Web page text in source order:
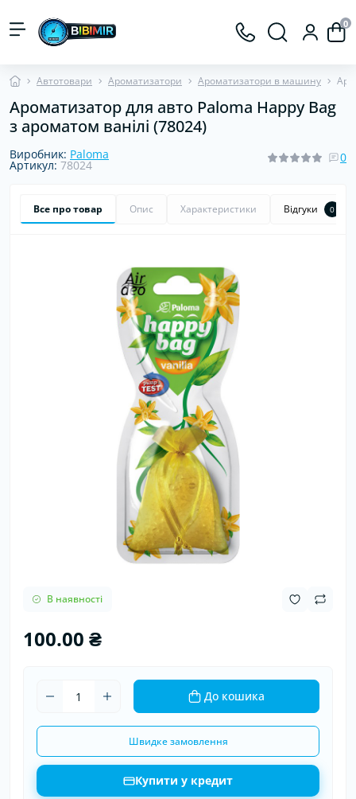
0
Автотовари Ароматизатори Ароматизатори в машину
Ароматизатор для авто Paloma Happy Bag
з ароматом ванілі (78024)
Виробник: Paloma
Артикул: 78024
0
Все про товар Опис Характеристики Відгуки 0
В наявності
100.00 ₴
До кошика
Швидке замовлення
Купити у кредит